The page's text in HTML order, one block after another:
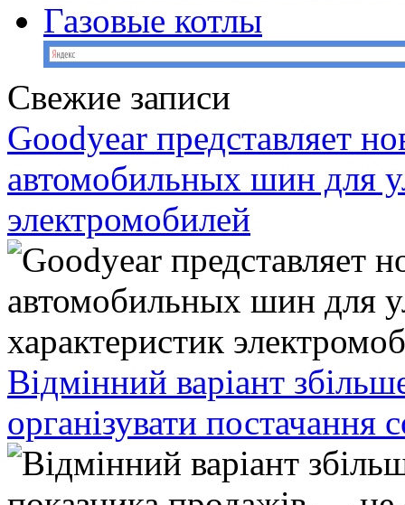
Газовые котлы
Свежие записи
Goodyear представляет
автомобильных шин для
электромобилей
Відмінний варіант
організувати постачання